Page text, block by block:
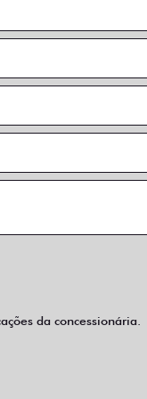
da concessionária.